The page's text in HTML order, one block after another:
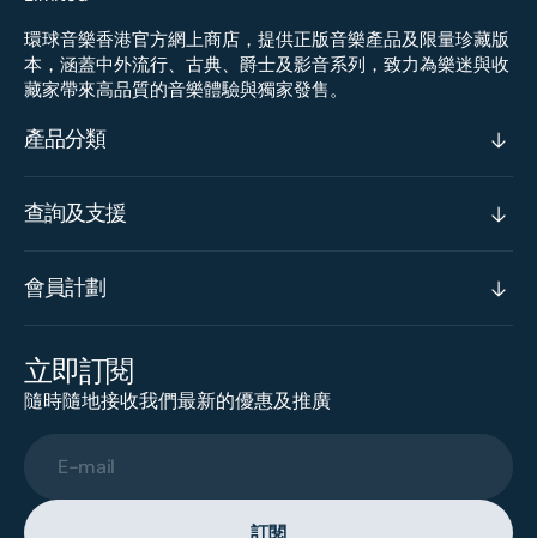
環球音樂香港官方網上商店，提供正版音樂產品及限量珍藏版
本，涵蓋中外流行、古典、爵士及影音系列，致力為樂迷與收
藏家帶來高品質的音樂體驗與獨家發售。
產品分類
查詢及支援
會員計劃
立即訂閱
隨時隨地接收我們最新的優惠及推廣
E-mail